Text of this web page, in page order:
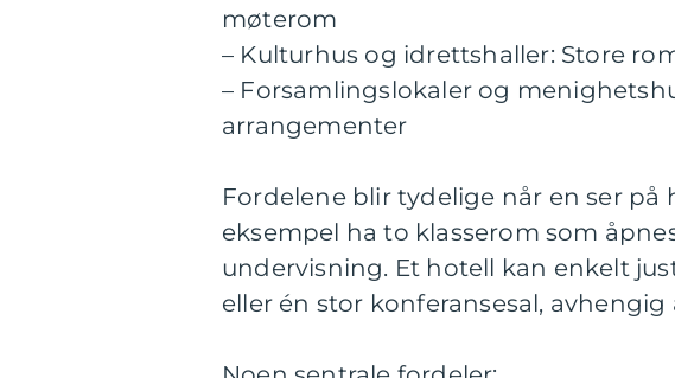
møterom
– Kulturhus og idrettshaller: Store
– Forsamlingslokaler og
arrangementer
Fordelene blir tydelige når en ser
eksempel ha to klasserom som
undervisning. Et hotell kan enkelt
eller én stor konferansesal, avhengig